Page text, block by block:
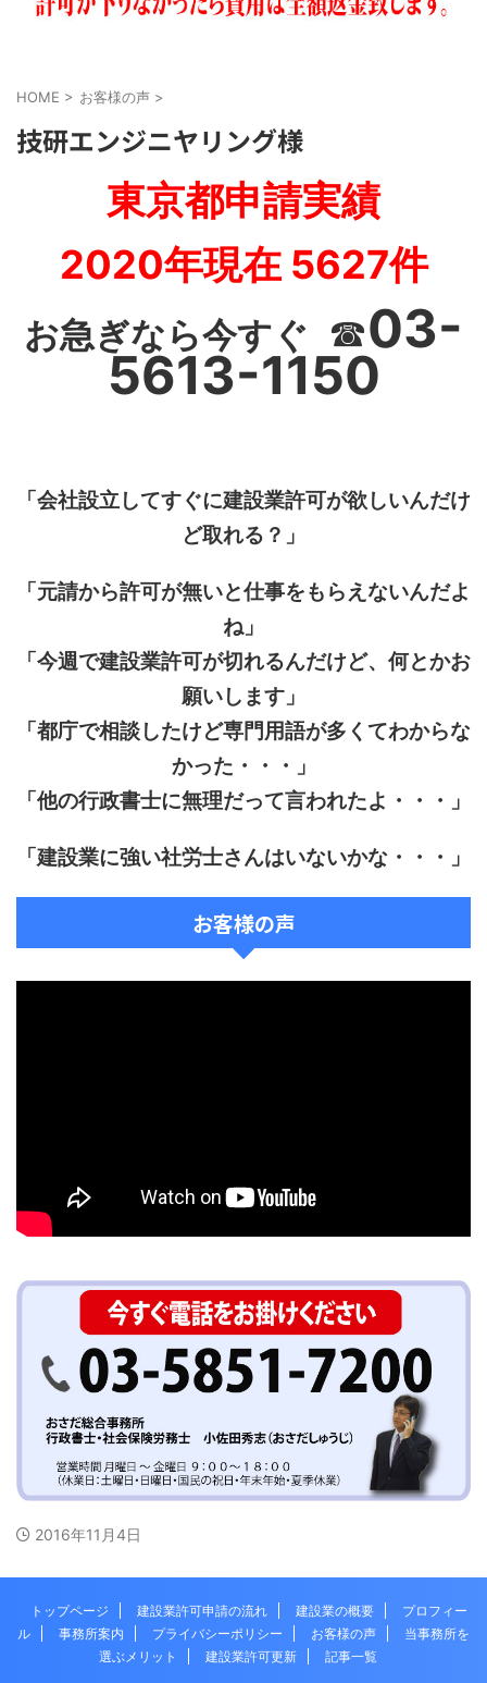
HOME > お客様の声 >
技研エンジニヤリング様
東京都申請実績
2020年現在 5627件
お急ぎなら今すぐ ☎03-
5613-1150
「会社設立してすぐに建設業許可が欲しいんだけ
ど取れる？」
「元請から許可が無いと仕事をもらえないんだよ
ね」
「今週で建設業許可が切れるんだけど、何とかお
願いします」
「都庁で相談したけど専門用語が多くてわからな
かった・・・」
「他の行政書士に無理だって言われたよ・・・」
「建設業に強い社労士さんはいないかな・・・」
お客様の声
2016年11月4日
トップページ 建設業許可申請の流れ 建設業の概要
プロフィー
ル
事務所案内 プライバシーポリシー お客様の声
当事務所を
選ぶメリット
建設業許可更新 記事一覧